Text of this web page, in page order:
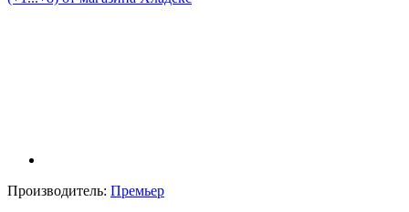
Производитель: Премьер